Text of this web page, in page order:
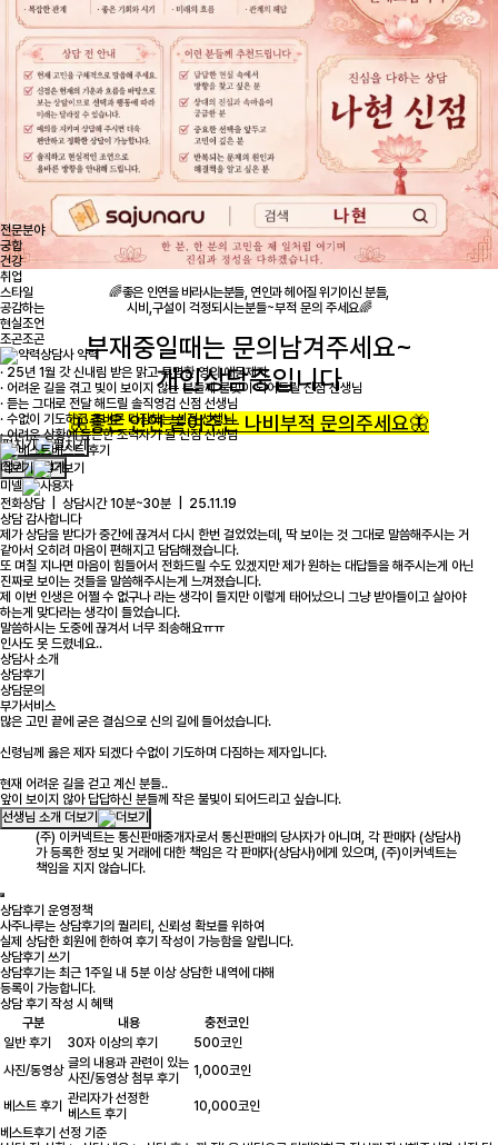
🌈좋은 인연을 바라시는분들, 연인과 헤어질 위기이신 분들,
시비,구설이 걱정되시는분들~부적 문의 주세요🌈
부재중일때는 문의남겨주세요~
개인상담중입니다
🦋좋은 인연 붙여주는 나비부적 문의주세요🦋
펼치기
접기
전문분야
궁합
건강
취업
스타일
공감하는
현실조언
조곤조곤
상담사 약력
· 25년 1월 갓 신내림 받은 맑고 투명한 영의 애동제자
· 어려운 길을 겪고 빛이 보이지 않는 분들께 불빛이 되어드릴 신점 선생님
· 듣는 그대로 전달 해드릴 솔직영검 신점 선생님
· 수없이 기도하고 올바른 다짐하는 신점 선생님
· 어려운 상황에 든든한 조력자가 될 신점 선생님
베스트 후기
더보기
미넬
전화상담 | 상담시간 10분~30분 | 25.11.19
상담 감사합니다
제가 상담을 받다가 중간에 끊겨서 다시 한번 걸었었는데, 딱 보이는 것 그대로 말씀해주시는 거
같아서 오히려 마음이 편해지고 담담해졌습니다.
또 며칠 지나면 마음이 힘들어서 전화드릴 수도 있겠지만 제가 원하는 대답들을 해주시는게 아닌
진짜로 보이는 것들을 말씀해주시는게 느껴졌습니다.
제 이번 인생은 어쩔 수 없구나 라는 생각이 들지만 이렇게 태어났으니 그냥 받아들이고 살아야
하는게 맞다라는 생각이 들었습니다.
말씀하시는 도중에 끊겨서 너무 죄송해요ㅠㅠ
인사도 못 드렸네요..
상담사 소개
상담후기
상담문의
부가서비스
많은 고민 끝에 굳은 결심으로 신의 길에 들어섰습니다.
신령님께 옳은 제자 되겠다 수없이 기도하며 다짐하는 제자입니다.
현재 어려운 길을 걷고 계신 분들..
앞이 보이지 않아 답답하신 분들께 작은 불빛이 되어드리고 싶습니다.
선생님 소개 더보기
(주) 이커넥트는 통신판매중개자로서 통신판매의 당사자가 아니며, 각 판매자 (상담사)
가 등록한 정보 및 거래에 대한 책임은 각 판매자(상담사)에게 있으며, (주)이커넥트는
책임을 지지 않습니다.
상담후기 운영정책
사주나루는 상담후기의 퀄리티, 신뢰성 확보를 위하여
실제 상담한 회원에 한하여 후기 작성이 가능함을 알립니다.
상담후기 쓰기
상담후기는 최근 1주일 내 5분 이상 상담한 내역에 대해
등록이 가능합니다.
상담 후기 작성 시 혜택
구분
내용
충전코인
일반 후기
30자 이상의 후기
500코인
사진/동영상 글의 내용과 관련이 있는
사진/동영상 첨부 후기
1,000코인
베스트 후기 관리자가 선정한
베스트 후기
10,000코인
베스트후기 선정 기준